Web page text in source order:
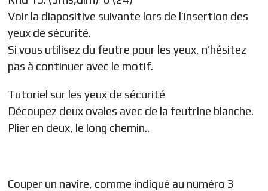
Voir la diapositive suivante lors de l’insertion des
yeux de sécurité.
Si vous utilisez du feutre pour les yeux, n’hésitez
pas à continuer avec le motif.
Tutoriel sur les yeux de sécurité
Découpez deux ovales avec de la feutrine blanche.
Plier en deux, le long chemin..
Couper un navire, comme indiqué au numéro 3